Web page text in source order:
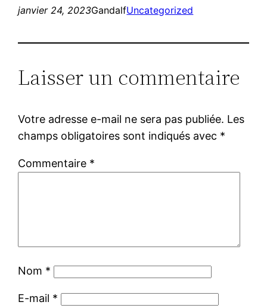
janvier 24, 2023GandalfUncategorized
Laisser un commentaire
Votre adresse e-mail ne sera pas publiée. Les
champs obligatoires sont indiqués avec *
Commentaire *
Nom *
E-mail *